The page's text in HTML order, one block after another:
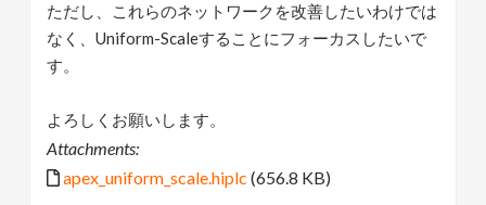
ただし、これらのネットワークを改善したいわけでは
なく、Uniform-Scaleすることにフォーカスしたいで
す。
よろしくお願いします。
Attachments:
apex_uniform_scale.hiplc (656.8 KB)